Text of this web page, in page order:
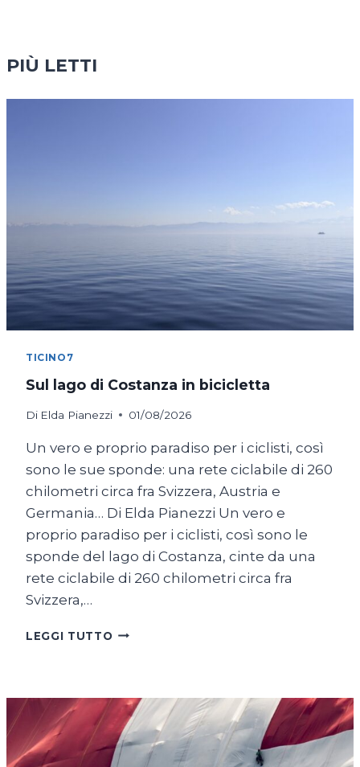
PIÙ LETTI
TICINO7
Sul lago di Costanza in bicicletta
Di Elda Pianezzi 01/08/2026
Un vero e proprio paradiso per i ciclisti, così
sono le sue sponde: una rete ciclabile di 260
chilometri circa fra Svizzera, Austria e
Germania… Di Elda Pianezzi Un vero e
proprio paradiso per i ciclisti, così sono le
sponde del lago di Costanza, cinte da una
rete ciclabile di 260 chilometri circa fra
Svizzera,…
LEGGI TUTTO SUL
IN
BICICLETTA